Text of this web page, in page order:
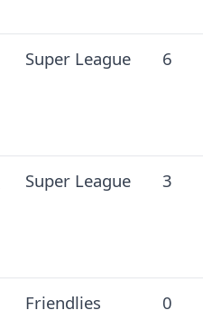
Super League 6
Super League 3
Friendlies 0